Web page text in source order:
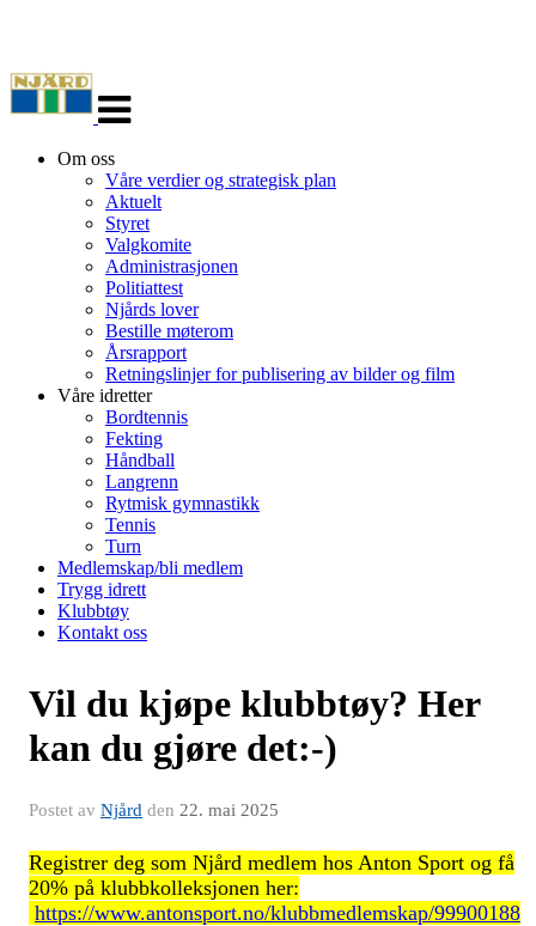
navigasjon
Om oss
Våre verdier og strategisk plan
Aktuelt
Styret
Valgkomite
Administrasjonen
Politiattest
Njårds lover
Bestille møterom
Årsrapport
Retningslinjer for publisering av bilder og film
Våre idretter
Bordtennis
Fekting
Håndball
Langrenn
Rytmisk gymnastikk
Tennis
Turn
Medlemskap/bli medlem
Trygg idrett
Klubbtøy
Kontakt oss
Vil du kjøpe klubbtøy? Her
kan du gjøre det:-)
Postet av Njård den 22. mai 2025
Registrer deg som Njård medlem hos Anton Sport og få
20% på klubbkolleksjonen her:
https://www.antonsport.no/klubbmedlemskap/99900188